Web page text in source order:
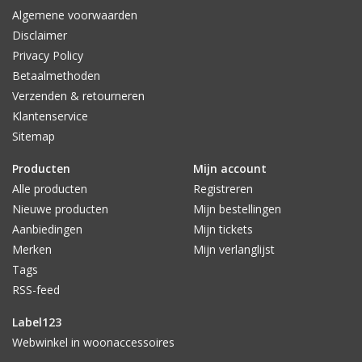
Algemene voorwaarden
Disclaimer
Privacy Policy
Betaalmethoden
Verzenden & retourneren
Klantenservice
Sitemap
Producten
Alle producten
Nieuwe producten
Aanbiedingen
Merken
Tags
RSS-feed
Mijn account
Registreren
Mijn bestellingen
Mijn tickets
Mijn verlanglijst
Label123
Webwinkel in woonaccessoires